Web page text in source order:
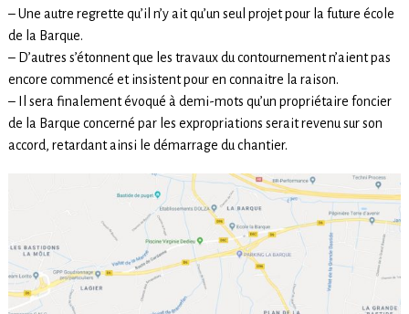
– Une autre regrette qu’il n’y ait qu’un seul projet pour la future école
de la Barque.
– D’autres s’étonnent que les travaux du contournement n’aient pas
encore commencé et insistent pour en connaitre la raison.
– Il sera finalement évoqué à demi-mots qu’un propriétaire foncier
de la Barque concerné par les expropriations serait revenu sur son
accord, retardant ainsi le démarrage du chantier.